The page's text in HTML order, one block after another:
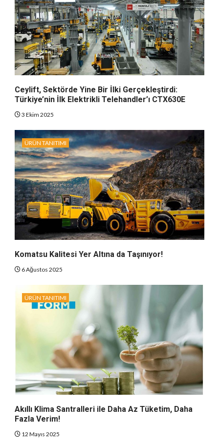
Ceylift, Sektörde Yine Bir İlki Gerçekleştirdi:
Türkiye’nin İlk Elektrikli Telehandler’ı CTX630E
3 Ekim 2025
ÜRÜN TANITIMI
Komatsu Kalitesi Yer Altına da Taşınıyor!
6 Ağustos 2025
ÜRÜN TANITIMI
Akıllı Klima Santralleri ile Daha Az Tüketim, Daha
Fazla Verim!
12 Mayıs 2025